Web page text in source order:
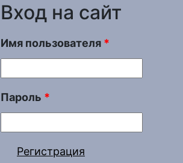
Вход на сайт
Имя пользователя *
Пароль *
Регистрация